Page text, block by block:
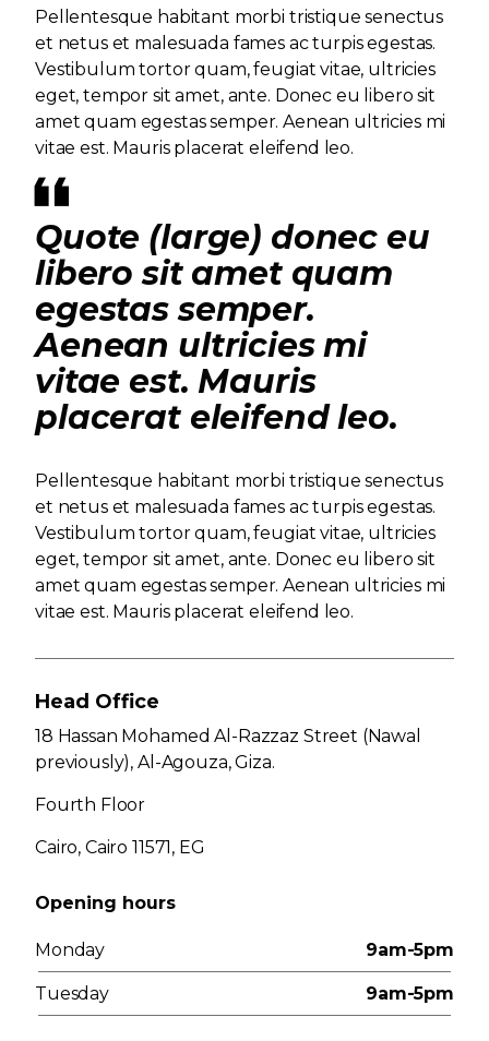
Pellentesque habitant morbi tristique senectus
et netus et malesuada fames ac turpis egestas.
Vestibulum tortor quam, feugiat vitae, ultricies
eget, tempor sit amet, ante. Donec eu libero sit
amet quam egestas semper. Aenean ultricies mi
vitae est. Mauris placerat eleifend leo.
Quote (large) donec eu
libero sit amet quam
egestas semper.
Aenean ultricies mi
vitae est. Mauris
placerat eleifend leo.
Pellentesque habitant morbi tristique senectus
et netus et malesuada fames ac turpis egestas.
Vestibulum tortor quam, feugiat vitae, ultricies
eget, tempor sit amet, ante. Donec eu libero sit
amet quam egestas semper. Aenean ultricies mi
vitae est. Mauris placerat eleifend leo.
Head Office
18 Hassan Mohamed Al-Razzaz Street (Nawal
previously), Al-Agouza, Giza.
Fourth Floor
Cairo, Cairo 11571, EG
Opening hours
Monday 9am-5pm
Tuesday 9am-5pm